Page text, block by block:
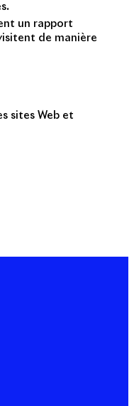
un rapport
de manière
sites Web et